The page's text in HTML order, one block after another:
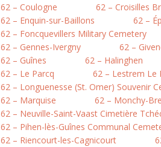
62 – Coulogne
62 – Croisilles
62 – Enquin-sur-Baillons
62 –
62 – Foncquevillers Military Cemetery
62 – Gennes-Ivergny
62 –
62 – Guînes
62 – Halinghen
62 – Le Parcq
62 – Lestrem Le
62 – Longuenesse (St. Omer) Souvenir
62 – Marquise
62 – Monchy-
62 – Neuville-Saint-Vaast Cimetière
62 – Pihen-lès-Guînes Communal
62 – Riencourt-les-Cagnicourt